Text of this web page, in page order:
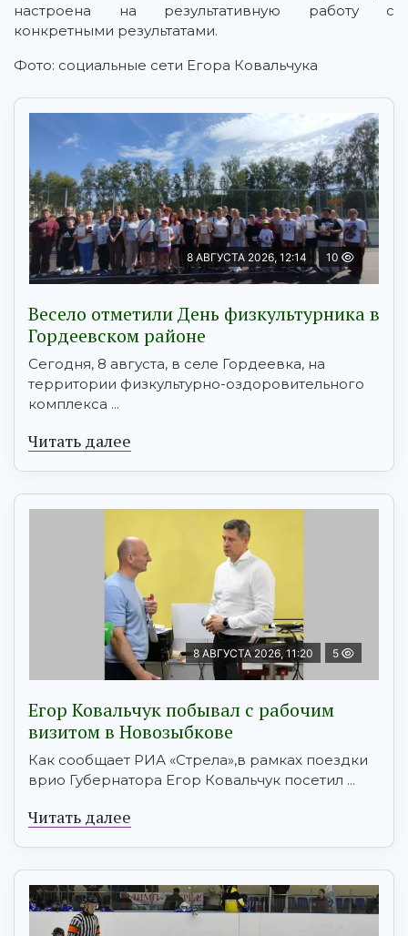
настроена на результативную работу с
конкретными результатами.
Фото: социальные сети Егора Ковальчука
8 АВГУСТА 2026, 12:14 10
Весело отметили День физкультурника в
Гордеевском районе
Сегодня, 8 августа, в селе Гордеевка, на
территории физкультурно-оздоровительного
комплекса ...
Читать далее
8 АВГУСТА 2026, 11:20 5
Егор Ковальчук побывал с рабочим
визитом в Новозыбкове
Как сообщает РИА «Стрела»,в рамках поездки
врио Губернатора Егор Ковальчук посетил ...
Читать далее